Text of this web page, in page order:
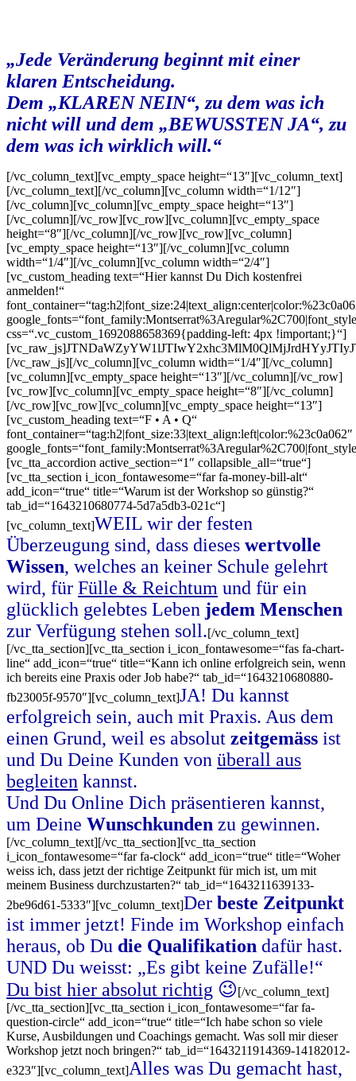
„Jede Veränderung beginnt mit einer
klaren Entscheidung.
Dem „KLAREN NEIN“, zu dem was ich
nicht will und dem „BEWUSSTEN JA“, zu
dem was ich wirklich will.“
[/vc_column_text][vc_empty_space height=“13″][vc_column_text]
[/vc_column_text][/vc_column][vc_column width=“1/12″]
[/vc_column][vc_column][vc_empty_space height=“13″]
[/vc_column][/vc_row][vc_row][vc_column][vc_empty_space
height=“8″][/vc_column][/vc_row][vc_row][vc_column]
[vc_empty_space height=“13″][/vc_column][vc_column
width=“1/4″][/vc_column][vc_column width=“2/4″]
[vc_custom_heading text=“Hier kannst Du Dich kostenfrei
anmelden!“
css=“.vc_custom_1692088658369{padding-left: 4px !important;}“]
[/vc_raw_js][/vc_column][vc_column width=“1/4″][/vc_column]
[vc_column][vc_empty_space height=“13″][/vc_column][/vc_row]
[vc_row][vc_column][vc_empty_space height=“8″][/vc_column]
[/vc_row][vc_row][vc_column][vc_empty_space height=“13″]
[vc_custom_heading text=“F • A • Q“
font_container=“tag:h2|font_size:33|text_align:left|color:%23c0a062″
[vc_tta_accordion active_section=“1″ collapsible_all=“true“]
[vc_tta_section i_icon_fontawesome=“far fa-money-bill-alt“
add_icon=“true“ title=“Warum ist der Workshop so günstig?“
tab_id=“1643210680774-5d7a5db3-021c“]
[vc_column_text]WEIL wir der festen
Überzeugung sind, dass dieses wertvolle
Wissen, welches an keiner Schule gelehrt
wird, für Fülle & Reichtum und für ein
glücklich gelebtes Leben jedem Menschen
zur Verfügung stehen soll.[/vc_column_text]
[/vc_tta_section][vc_tta_section i_icon_fontawesome=“fas fa-chart-
line“ add_icon=“true“ title=“Kann ich online erfolgreich sein, wenn
ich bereits eine Praxis oder Job habe?“ tab_id=“1643210680880-
fb23005f-9570″][vc_column_text]JA! Du kannst
erfolgreich sein, auch mit Praxis. Aus dem
einen Grund, weil es absolut zeitgemäss ist
und Du Deine Kunden von überall aus
begleiten kannst.
Und Du Online Dich präsentieren kannst,
um Deine Wunschkunden zu gewinnen.
[/vc_column_text][/vc_tta_section][vc_tta_section
i_icon_fontawesome=“far fa-clock“ add_icon=“true“ title=“Woher
weiss ich, dass jetzt der richtige Zeitpunkt für mich ist, um mit
meinem Business durchzustarten?“ tab_id=“1643211639133-
2be96d61-5333″][vc_column_text]Der beste Zeitpunkt
ist immer jetzt! Finde im Workshop einfach
heraus, ob Du die Qualifikation dafür hast.
UND Du weisst: „Es gibt keine Zufälle!“
Du bist hier absolut richtig 😉[/vc_column_text]
[/vc_tta_section][vc_tta_section i_icon_fontawesome=“far fa-
question-circle“ add_icon=“true“ title=“Ich habe schon so viele
Kurse, Ausbildungen und Coachings gemacht. Was soll mir dieser
Workshop jetzt noch bringen?“ tab_id=“1643211914369-14182012-
e323″][vc_column_text]Alles was Du gemacht hast,